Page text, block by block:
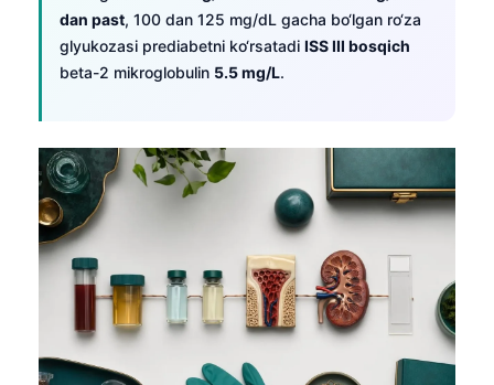
dan past, 100 dan 125 mg/dL gacha bo‘lgan ro‘za
glyukozasi prediabetni ko‘rsatadi ISS III bosqich
beta-2 mikroglobulin 5.5 mg/L.